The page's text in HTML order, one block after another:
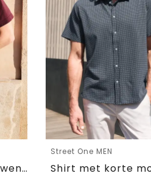
Shirt met korte mouwen in piquékwaliteit
Street One MEN